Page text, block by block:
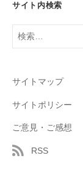
サイト内検索
検
サイトマップ
サイトポリシー
ご意見・ご感想
RSS